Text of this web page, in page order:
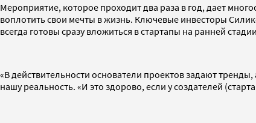
Мероприятие, которое проходит два раза в год, дает
воплотить свои мечты в жизнь. Ключевые инвесторы
всегда готовы сразу вложиться в стартапы на ранней
«В действительности основатели проектов задают
нашу реальность. «И это здорово, если у создателей